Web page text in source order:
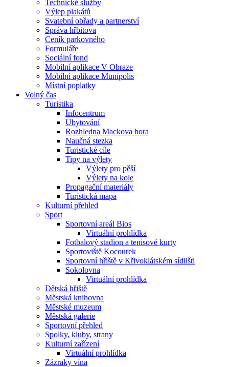
Technické služby
Výlep plakátů
Svatební obřady a partnerství
Správa hřbitova
Ceník parkovného
Formuláře
Sociální fond
Mobilní aplikace V Obraze
Mobilní aplikace Munipolis
Místní poplatky
Volný čas
Turistika
Infocentrum
Ubytování
Rozhledna Mackova hora
Naučná stezka
Turistické cíle
Tipy na výlety
Výlety pro pěší
Výlety na kole
Propagační materiály
Turistická mapa
Kulturní přehled
Sport
Sportovní areál Bios
Virtuální prohlídka
Fotbalový stadion a tenisové kurty
Sportoviště Kocourek
Sportovní hřiště v Křivoklátském sídlišti
Sokolovna
Virtuální prohlídka
Dětská hřiště
Městská knihovna
Městské muzeum
Městská galerie
Sportovní přehled
Spolky, kluby, strany
Kulturní zařízení
Virtuální prohlídka
Zázraky vína